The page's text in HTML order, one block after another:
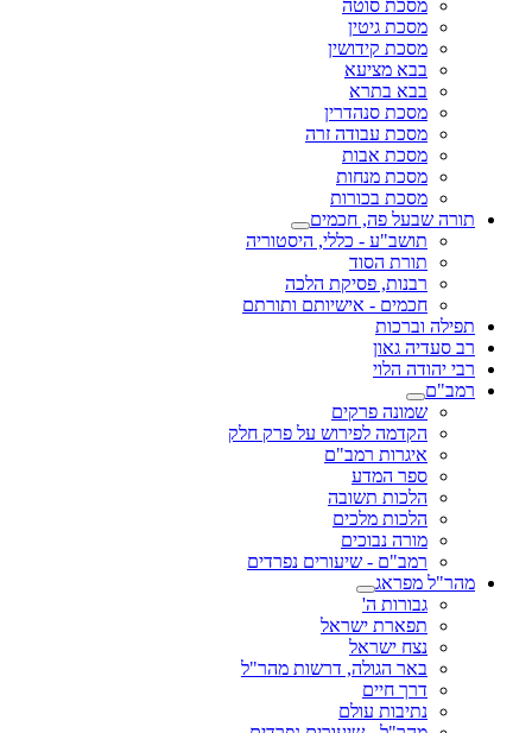
מסכת סוטה
מסכת גיטין
מסכת קידושין
בבא מציעא
בבא בתרא
מסכת סנהדרין
מסכת עבודה זרה
מסכת אבות
מסכת מנחות
מסכת בכורות
תורה שבעל פה, חכמים
תושב"ע - כללי, היסטוריה
תורת הסוד
רבנות, פסיקת הלכה
חכמים - אישיותם ותורתם
תפילה וברכות
רב סעדיה גאון
רבי יהודה הלוי
רמב"ם
שמונה פרקים
הקדמה לפירוש על פרק חלק
איגרות רמב"ם
ספר המדע
הלכות תשובה
הלכות מלכים
מורה נבוכים
רמב"ם - שיעורים נפרדים
מהר"ל מפראג
גבורות ה'
תפארת ישראל
נצח ישראל
באר הגולה, דרשות מהר"ל
דרך חיים
נתיבות עולם